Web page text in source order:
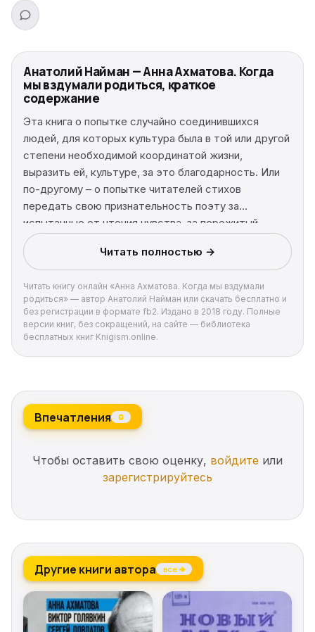
Анатолий Найман — Анна Ахматова. Когда
мы вздумали родиться, краткое
содержание
Эта книга о попытке случайно соединившихся
людей, для которых культура была в той или другой
степени необходимой координатой жизни,
выразить ей, культуре, за это благодарность. Или
по-другому – о попытке читателей стихов
передать свою признательность поэту за
испытанные от чтения чувства, за пережитый
душою подъем. О том, насколько удачно, полно или,
напротив, нескладно, схематично это
осуществилось.
Читать полностью →
Читать книгу онлайн «Анна Ахматова. Когда мы вздумали
родиться» — автор Анатолий Найман или скачать бесплатно и
без регистрации в формате fb2. Издано в 2018 году. Полные
версии книг, без сокращений, на сайте — библиотека
бесплатных книг Knigism.online.
Впечатления 0
Чтобы оставить свою оценку, войдите или
зарегистрируйтесь
Другие книги автора все →